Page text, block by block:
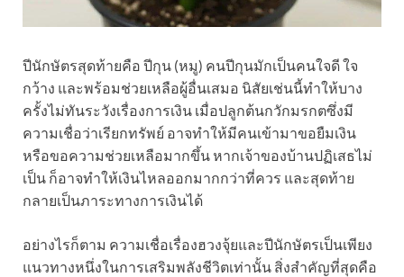
ปีนักษัตรสุดท้ายคือ ปีกุน (หมู) คนปีกุนมักเป็นคนใจดี ใจ
กว้าง และพร้อมช่วยเหลือผู้อื่นเสมอ นิสัยเช่นนี้ทำให้บาง
ครั้งไม่ทันระวังเรื่องการเงิน เมื่อปลูกต้นกวักมรกตซึ่งมี
ความเชื่อว่าเรียกทรัพย์ อาจทำให้มีคนเข้ามาขอยืมเงิน
หรือขอความช่วยเหลือมากขึ้น หากเจ้าของบ้านปฏิเสธไม่
เป็น ก็อาจทำให้เงินไหลออกมากกว่าที่ควร และสุดท้าย
กลายเป็นภาระทางการเงินได้
อย่างไรก็ตาม ความเชื่อเรื่องฮวงจุ้ยและปีนักษัตรเป็นเพียง
แนวทางหนึ่งในการเสริมพลังชีวิตเท่านั้น สิ่งสำคัญที่สุดคือ